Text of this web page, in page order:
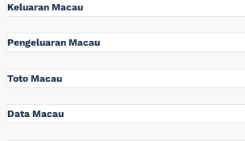
Keluaran Macau
Pengeluaran Macau
Toto Macau
Data Macau